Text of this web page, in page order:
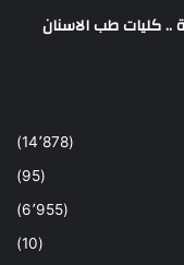
.. كليات طب الاسنان
(14٬878)
(95)
(6٬955)
(10)